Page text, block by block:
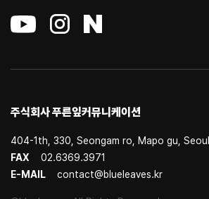
주식회사 푸른잎커뮤니케이션
404-1th, 330, Seongam ro, Mapo gu,
FAX
02.6369.3971
E-MAIL
contact@blueleaves.kr